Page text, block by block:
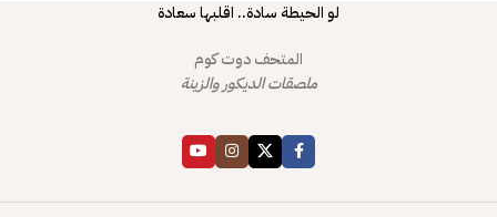
لو الحيطة سادة.. اقلبها سعادة
المتحف دوت كوم
ملصقات الديكور والزينة